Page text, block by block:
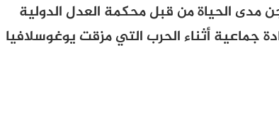
مدى الحياة من قبل محكمة العدل الدولية
أعمال إبادة جماعية أثناء الحرب التي مزقت يوغوسلافيا